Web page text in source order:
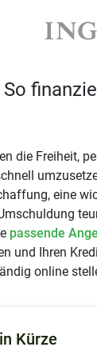
die Freiheit,
eine
passende
und Ihren
online
Kürze